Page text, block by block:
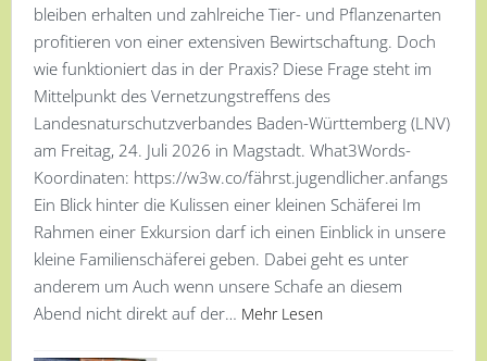
bleiben erhalten und zahlreiche Tier- und Pflanzenarten
profitieren von einer extensiven Bewirtschaftung. Doch
wie funktioniert das in der Praxis? Diese Frage steht im
Mittelpunkt des Vernetzungstreffens des
Landesnaturschutzverbandes Baden-Württemberg (LNV)
am Freitag, 24. Juli 2026 in Magstadt. What3Words-
Koordinaten: https://w3w.co/fährst.jugendlicher.anfangs
Ein Blick hinter die Kulissen einer kleinen Schäferei Im
Rahmen einer Exkursion darf ich einen Einblick in unsere
kleine Familienschäferei geben. Dabei geht es unter
anderem um Auch wenn unsere Schafe an diesem
Abend nicht direkt auf der… Mehr Lesen